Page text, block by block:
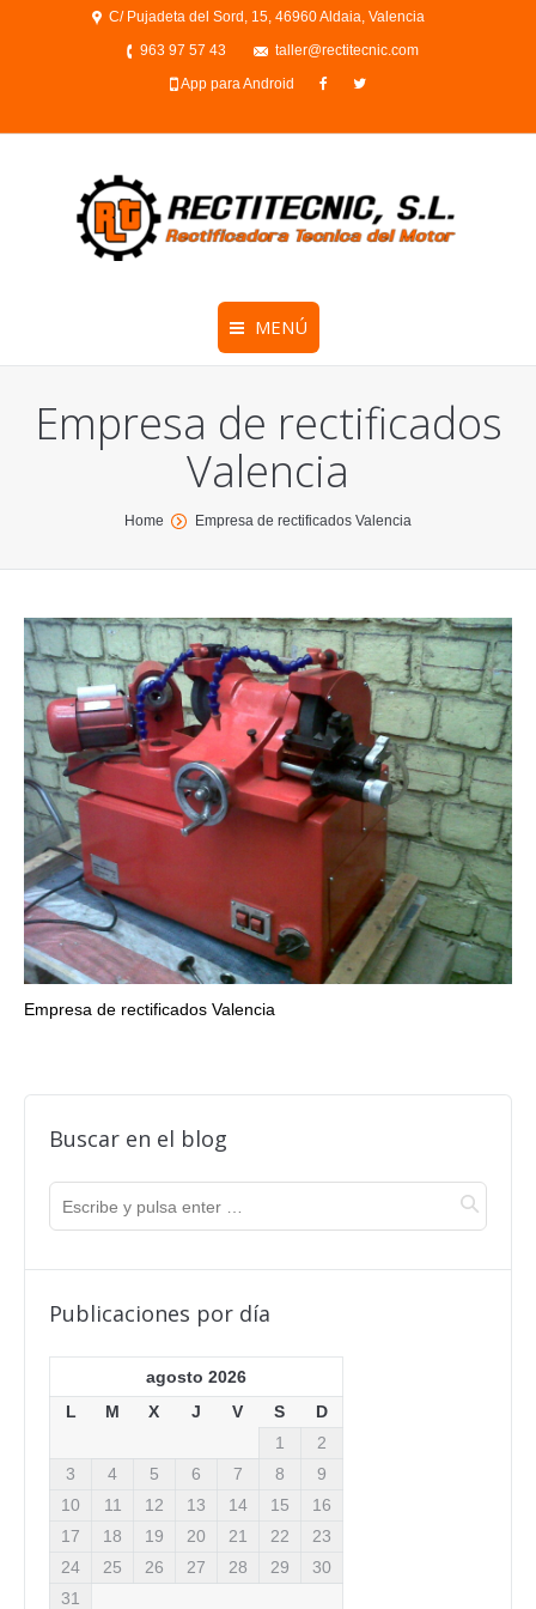
C/ Pujadeta del Sord, 15, 46960 Aldaia, Valencia
963 97 57 43
taller@rectitecnic.com
App para Android
MENÚ
Empresa de rectificados
Valencia
You are here:Home Empresa de rectificados Valencia
Empresa de rectificados Valencia
Buscar en el blog
Publicaciones por día
agosto 2026
L
M X J V S
D
1
2
3
4 5 6 7 8
9
10
11 12 13 14 15
16
17
18 19 20 21 22
23
24
25 26 27 28 29
30
31